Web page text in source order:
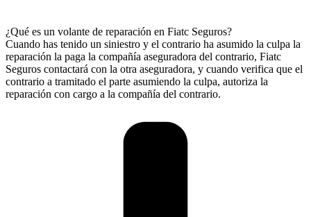
¿Qué es un volante de reparación en Fiatc Seguros?
Cuando has tenido un siniestro y el contrario ha asumido la culpa la
reparación la paga la compañía aseguradora del contrario, Fiatc
Seguros contactará con la otra aseguradora, y cuando verifica que el
contrario a tramitado el parte asumiendo la culpa, autoriza la
reparación con cargo a la compañía del contrario.